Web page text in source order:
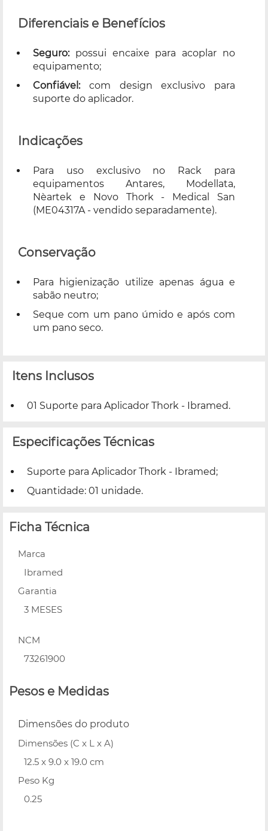
Diferenciais e Benefícios
Seguro: possui encaixe para acoplar no
equipamento;
Confiável: com design exclusivo para
suporte do aplicador.
Indicações
Para uso exclusivo no Rack para
equipamentos Antares, Modellata,
Nèartek e Novo Thork - Medical San
(ME04317A - vendido separadamente).
Conservação
Para higienização utilize apenas água e
sabão neutro;
Seque com um pano úmido e após com
um pano seco.
Itens Inclusos
01 Suporte para Aplicador Thork - Ibramed.
Especificações Técnicas
Suporte para Aplicador Thork - Ibramed;
Quantidade: 01 unidade.
Ficha Técnica
Marca
Ibramed
Garantia
3 MESES
NCM
73261900
Pesos e Medidas
Dimensões do produto
Dimensões (C x L x A)
12.5 x 9.0 x 19.0 cm
Peso Kg
0.25